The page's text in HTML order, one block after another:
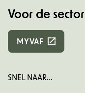
Voor de sector
MYVAF
SNEL NAAR...